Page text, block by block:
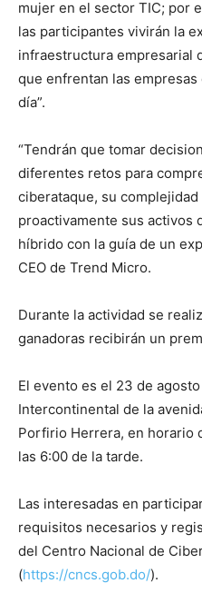
mujer en el sector TIC; por
las participantes vivirán la
infraestructura empresarial
que enfrentan las
día”.
“Tendrán que tomar
diferentes retos para
ciberataque, su
proactivamente sus activos
híbrido con la guía de un
CEO de Trend Micro.
Durante la actividad se
ganadoras recibirán un
El evento es el 23 de
Intercontinental de la
Porfirio Herrera, en horario
las 6:00 de la tarde.
Las interesadas en
requisitos necesarios y
del Centro Nacional de
(https://cncs.gob.do/).